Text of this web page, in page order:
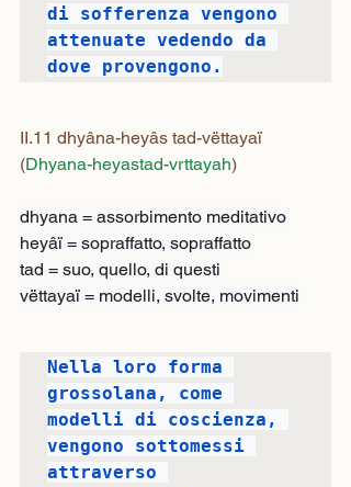
di sofferenza vengono
attenuate vedendo da
dove provengono.
II.11 dhyâna-heyâs tad-vëttayaï
(Dhyana-heyastad-vrttayah)
dhyana = assorbimento meditativo
heyâï = sopraffatto, sopraffatto
tad = suo, quello, di questi
vëttayaï = modelli, svolte, movimenti
Nella loro forma
grossolana, come
modelli di coscienza,
vengono sottomessi
attraverso